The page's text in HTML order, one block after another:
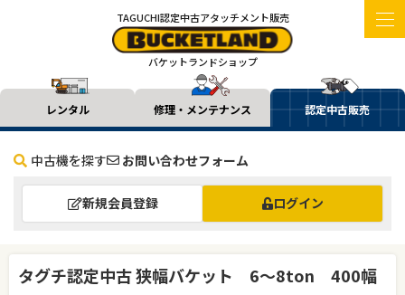
TAGUCHI認定中古アタッチメント販売
バケットランドショップ
レンタル 修理・メンテナンス 認定中古販売
中古機を探す お問い合わせフォーム
新規会員登録 ログイン
タグチ認定中古 狭幅バケット 6～8ton 400幅